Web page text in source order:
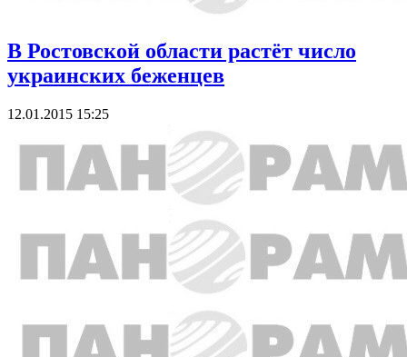
В Ростовской области растёт число
украинских беженцев
12.01.2015 15:25